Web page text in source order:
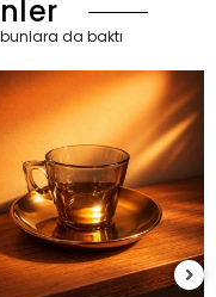
da baktı